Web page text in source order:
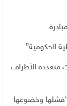
الحكومية”.
متعددة الأطراف
“فشلها وخضوعها